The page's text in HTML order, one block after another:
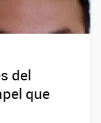
del
que